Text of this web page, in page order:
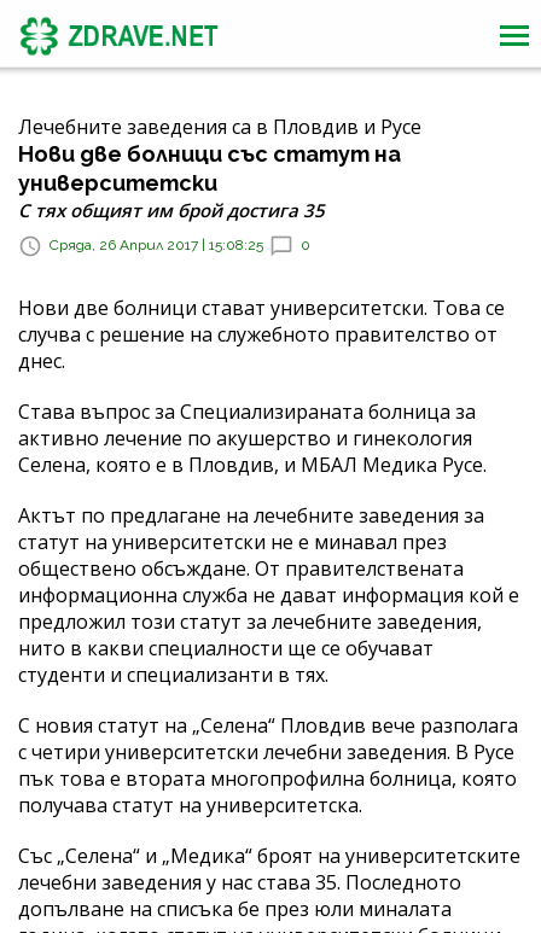
Лечебните заведения са в Пловдив и Русе
Нови две болници със статут на
университетски
С тях общият им брой достига 35
Сряда, 26 Април 2017 | 15:08:25 0
Нови две болници стават университетски. Това се
случва с решение на служебното правителство от
днес.
Става въпрос за Специализираната болница за
активно лечение по акушерство и гинекология
Селена, която е в Пловдив, и МБАЛ Медика Русе.
Актът по предлагане на лечебните заведения за
статут на университетски не е минавал през
обществено обсъждане. От правителствената
информационна служба не дават информация кой е
предложил този статут за лечебните заведения,
нито в какви специалности ще се обучават
студенти и специализанти в тях.
С новия статут на „Селена“ Пловдив вече разполага
с четири университетски лечебни заведения. В Русе
пък това е втората многопрофилна болница, която
получава статут на университетска.
Със „Селена“ и „Медика“ броят на университетските
лечебни заведения у нас става 35. Последното
допълване на списъка бе през юли миналата